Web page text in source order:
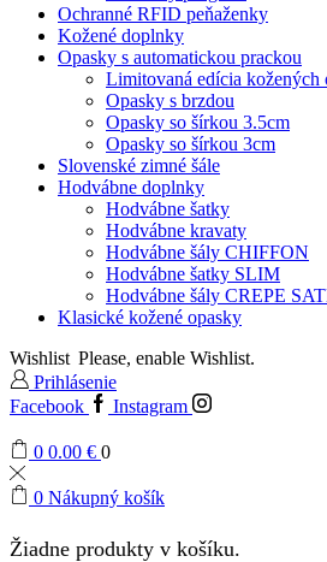
Ochranné RFID peňaženky
Kožené doplnky
Opasky s automatickou prackou
Limitovaná edícia kožených
Opasky s brzdou
Opasky so šírkou 3.5cm
Opasky so šírkou 3cm
Slovenské zimné šále
Hodvábne doplnky
Hodvábne šatky
Hodvábne kravaty
Hodvábne šály CHIFFON
Hodvábne šatky SLIM
Hodvábne šály CREPE
Klasické kožené opasky
Wishlist Please, enable Wishlist.
Prihlásenie
Facebook
Instagram
0 0.00 € 0
0 Nákupný košík
Žiadne produkty v košíku.